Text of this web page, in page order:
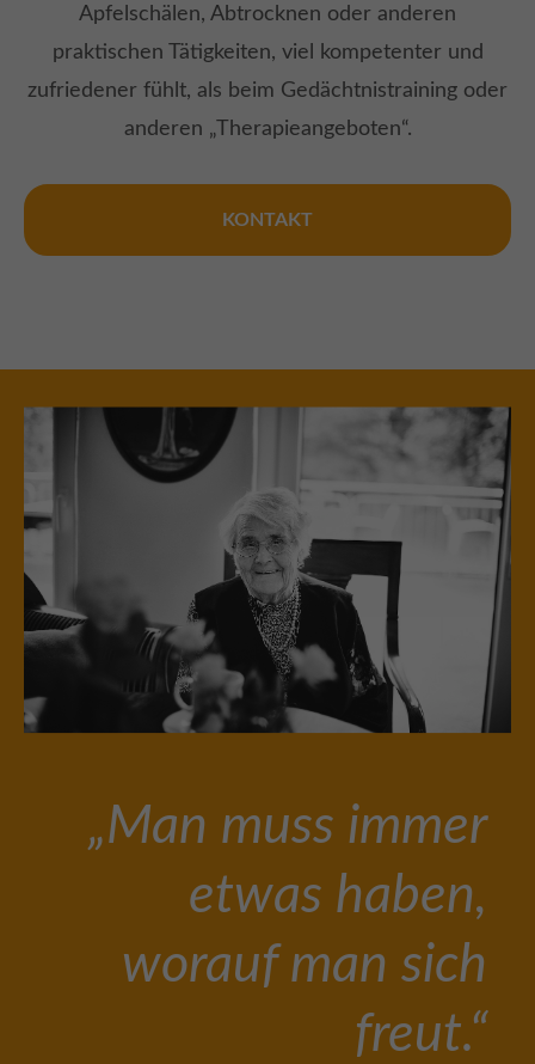
Apfelschälen, Abtrocknen oder anderen
praktischen Tätigkeiten, viel kompetenter und
zufriedener fühlt, als beim Gedächtnistraining oder
anderen „Therapieangeboten“.
KONTAKT
„Man muss immer
etwas haben,
worauf man sich
freut.“